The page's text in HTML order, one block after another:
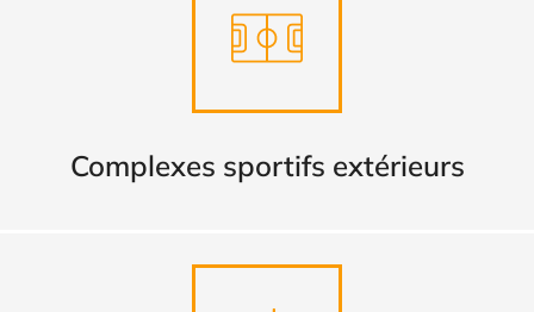
Complexes sportifs extérieurs
Complexes sportifs extérieurs
DÉCOUVRIR